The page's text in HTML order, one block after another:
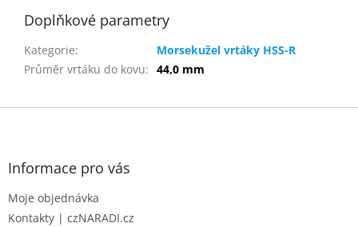
Doplňkové parametry
Kategorie:
Morsekužel vrtáky HSS-R
Průměr vrtáku do kovu: 44,0 mm
Z
Informace pro vás
Moje objednávka
Kontakty | czNARADI.cz